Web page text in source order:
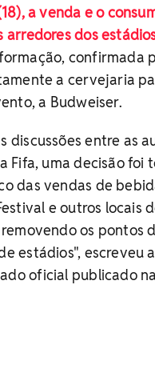
a venda e o
arredores dos
confirmada
a cervejaria
a Budweiser.
discussões entre as
Fifa, uma decisão foi
das vendas de
e outros locais
os pontos
estádios", escreveu
oficial publicado